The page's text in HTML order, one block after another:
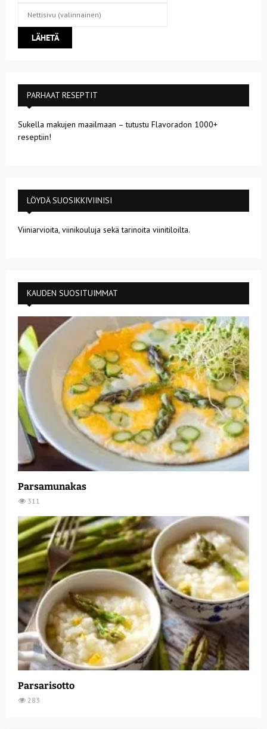
PARHAAT RESEPTIT
Sukella makujen maailmaan – tutustu Flavoradon 1000+
reseptiin!
LÖYDÄ SUOSIKKIVIINISI
Viiniarvioita, viinikouluja sekä tarinoita viinitiloilta.
KAUDEN SUOSITUIMMAT
Parsamunakas
311
Parsarisotto
283